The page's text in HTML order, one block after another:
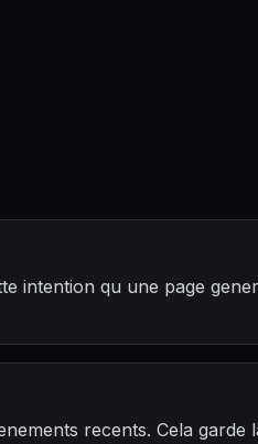
intention qu une page
recents. Cela garde